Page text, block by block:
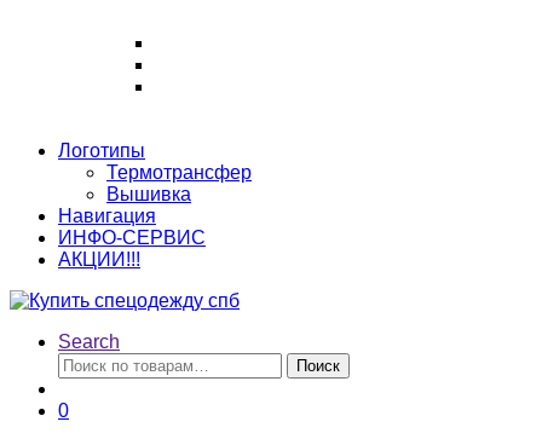
Логотипы
Термотрансфер
Вышивка
Навигация
ИНФО-СЕРВИС
АКЦИИ!!!
Search
Искать:
Поиск
0